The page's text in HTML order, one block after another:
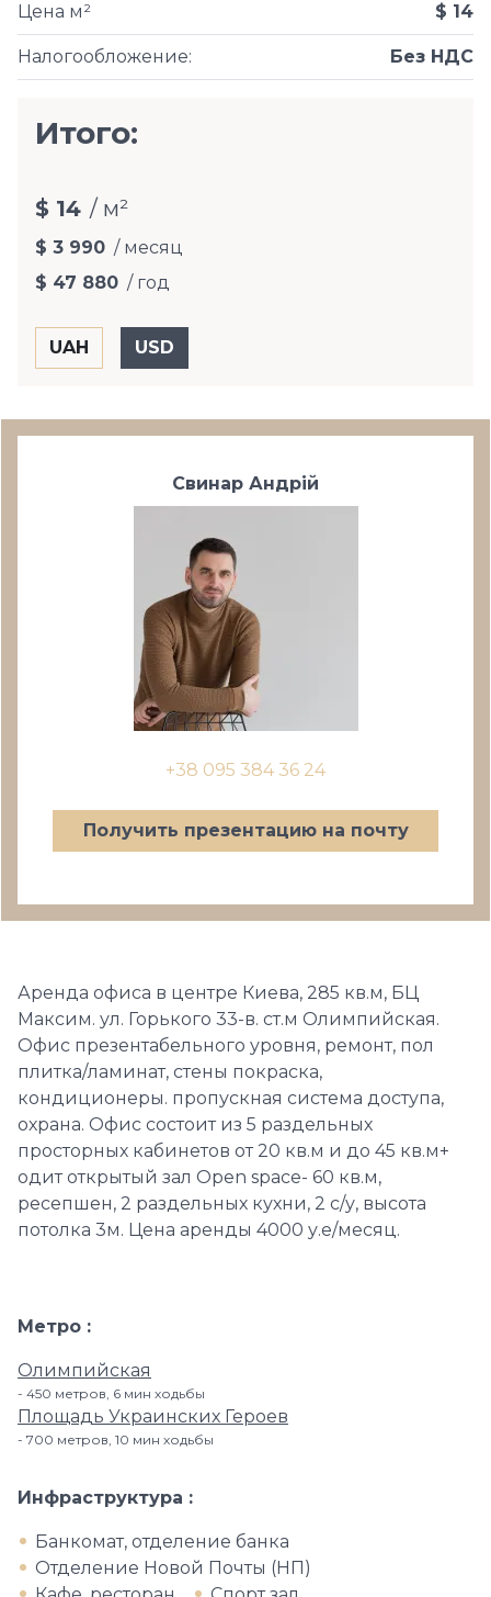
Налогообложение: Без НДС
Цена м² $ 14
Итого:
$ 14 / м²
$ 3 990 / месяц
$ 47 880 / год
Свинар Андрій
+38 095 384 36 24
Получить презентацию на почту
Аренда офиса в центре Киева, 285 кв.м, БЦ
Максим. ул. Горького 33-в. ст.м Олимпийская.
Офис презентабельного уровня, ремонт, пол
плитка/ламинат, стены покраска,
кондиционеры. пропускная система доступа,
охрана. Офис состоит из 5 раздельных
просторных кабинетов от 20 кв.м и до 45 кв.м+
одит открытый зал Open space- 60 кв.м,
ресепшен, 2 раздельных кухни, 2 с/у, высота
потолка 3м. Цена аренды 4000 у.е/месяц.
Метро
Олимпийская
450 метров, 6 мин ходьбы
Площадь Украинских Героев
700 метров, 10 мин ходьбы
Инфраструктура
Банкомат, отделение банка
Отделение Новой Почты (НП)